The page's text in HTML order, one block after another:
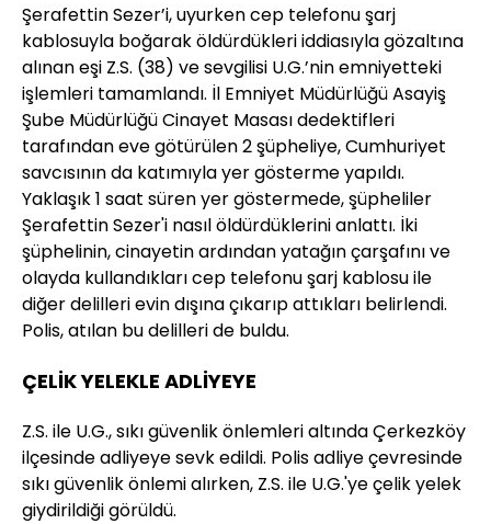
Şerafettin Sezer’i, uyurken cep telefonu şarj
kablosuyla boğarak öldürdükleri iddiasıyla gözaltına
alınan eşi Z.S. (38) ve sevgilisi U.G.’nin emniyetteki
işlemleri tamamlandı. İl Emniyet Müdürlüğü Asayiş
Şube Müdürlüğü Cinayet Masası dedektifleri
tarafından eve götürülen 2 şüpheliye, Cumhuriyet
savcısının da katımıyla yer gösterme yapıldı.
Yaklaşık 1 saat süren yer göstermede, şüpheliler
Şerafettin Sezer'i nasıl öldürdüklerini anlattı. İki
şüphelinin, cinayetin ardından yatağın çarşafını ve
olayda kullandıkları cep telefonu şarj kablosu ile
diğer delilleri evin dışına çıkarıp attıkları belirlendi.
Polis, atılan bu delilleri de buldu.
ÇELİK YELEKLE ADLİYEYE
Z.S. ile U.G., sıkı güvenlik önlemleri altında Çerkezköy
ilçesinde adliyeye sevk edildi. Polis adliye çevresinde
sıkı güvenlik önlemi alırken, Z.S. ile U.G.'ye çelik yelek
giydirildiği görüldü.